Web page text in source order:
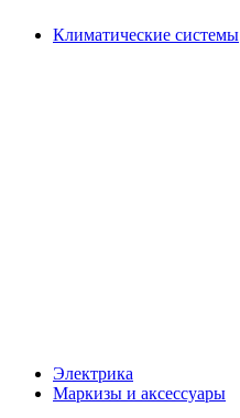
Климатические системы
Электрика
Маркизы и аксессуары